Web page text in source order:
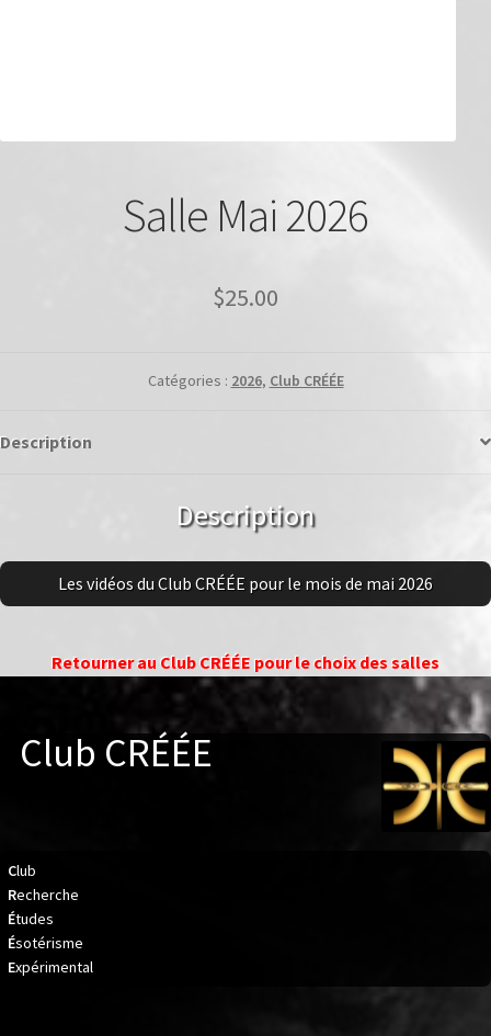
Salle Mai 2026
$25.00
Catégories : 2026, Club CRÉÉE
Description
Description
Les vidéos du Club CRÉÉE pour le mois de mai 2026
Club CRÉÉE
Club
Recherche
Études
Ésotérisme
Expérimental